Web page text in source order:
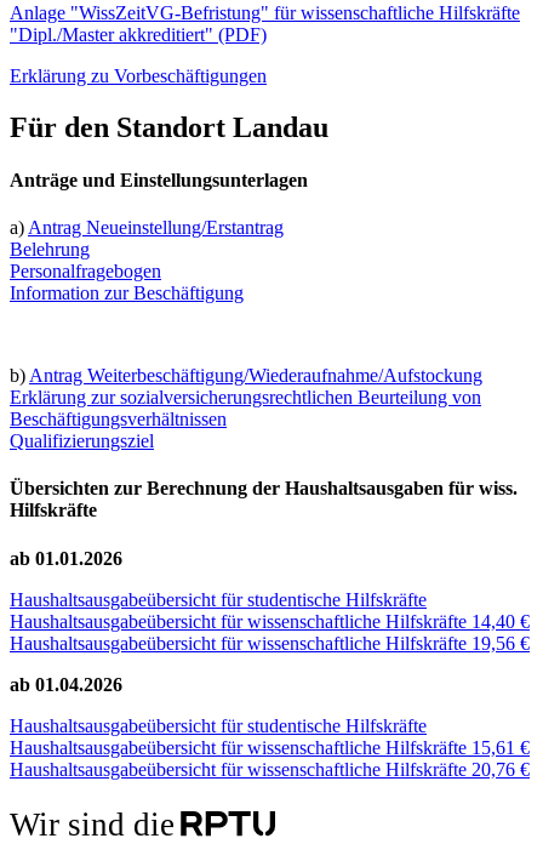
Anlage "WissZeitVG-Befristung" für wissenschaftliche Hilfskräfte
"Dipl./Master akkreditiert" (PDF)
Erklärung zu Vorbeschäftigungen
Für den Standort Landau
Anträge und Einstellungsunterlagen
a) Antrag Neueinstellung/Erstantrag
Belehrung
Personalfragebogen
Information zur Beschäftigung
b) Antrag Weiterbeschäftigung/Wiederaufnahme/Aufstockung
Erklärung zur sozialversicherungsrechtlichen Beurteilung von
Beschäftigungsverhältnissen
Qualifizierungsziel
Übersichten zur Berechnung der Haushaltsausgaben für wiss.
Hilfskräfte
ab 01.01.2026
Haushaltsausgabeübersicht für studentische Hilfskräfte
Haushaltsausgabeübersicht für wissenschaftliche Hilfskräfte 14,40 €
Haushaltsausgabeübersicht für wissenschaftliche Hilfskräfte 19,56 €
ab 01.04.2026
Haushaltsausgabeübersicht für studentische Hilfskräfte
Haushaltsausgabeübersicht für wissenschaftliche Hilfskräfte 15,61 €
Haushaltsausgabeübersicht für wissenschaftliche Hilfskräfte 20,76 €
Wir sind die